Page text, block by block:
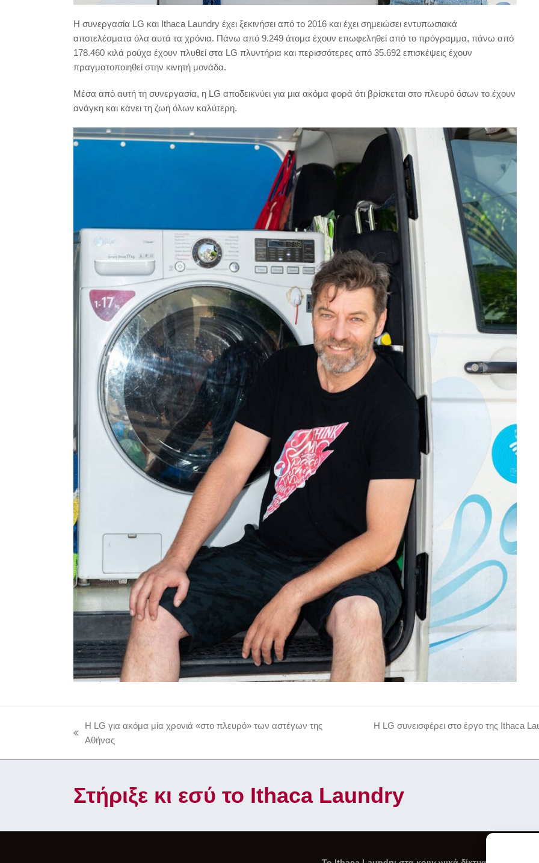
Η συνεργασία LG και Ithaca Laundry έχει ξεκινήσει από το 2016 και έχει σημειώσει εντυπωσιακά
αποτελέσματα όλα αυτά τα χρόνια. Πάνω από 9.249 άτομα έχουν επωφεληθεί από το πρόγραμμα, πάνω από
178.460 κιλά ρούχα έχουν πλυθεί στα LG πλυντήρια και περισσότερες από 35.692 επισκέψεις έχουν
πραγματοποιηθεί στην κινητή μονάδα.
Μέσα από αυτή τη συνεργασία, η LG αποδεικνύει για μια ακόμα φορά ότι βρίσκεται στο πλευρό όσων το έχουν
ανάγκη και κάνει τη ζωή όλων καλύτερη.
previous
Η LG για ακόμα μία χρονιά «στο πλευρό» των αστέγων της
Αθήνας
Η LG συνεισφέρει στο έργο της Ithaca
Στήριξε κι εσύ το Ithaca Laundry